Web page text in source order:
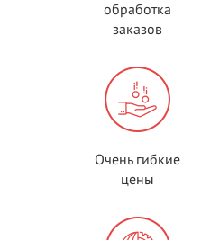
обработка
заказов
Очень гибкие
цены